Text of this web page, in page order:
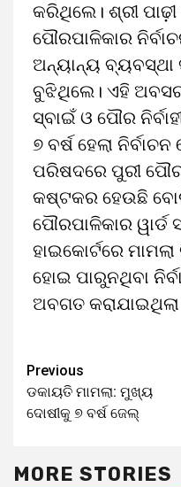
କରିଥିଲେ। ଶ୍ରୀ
ପୌରପାଳିକାର
ଅନ୍ୟାନ୍ୟ ବ୍ୟବସ୍ଥା
ବୁଝିଥିଲେ। ଏହି
ସ୍ବାଇଁ ଓ ପୌର
୭ ବର୍ଷ ହେଲା
ପରିଷଦରେ ପୁରୀ
କଷ୍ଟକର ହେଉଛି
ପୌରପାଳିକାର
ହାଇକୋର୍ଟରେ
ହୋଇ ପାରୁନଥିବା
ଅବଗତ
Previous
ଡକାୟତି ମାମଲା: ମୁଖ୍ୟ
ଦୋଷୀକୁ ୭ ବର୍ଷ ଜେଲ୍
MORE STORIES